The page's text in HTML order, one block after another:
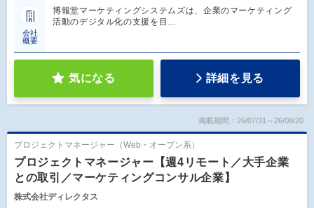
会社
概要
博報堂マーケティングシステムズは、企業のマーケティング
活動のデジタル化の支援を目…
気になる 詳細を見る
掲載期間：26/07/31～26/08/20
プロジェクトマネージャー（Web・オープン系）
プロジェクトマネージャー【週4リモート／大手企業
との取引／マーケティングコンサル企業】
株式会社ディレクタス